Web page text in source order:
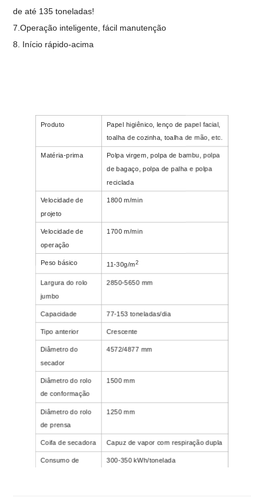
de até 135 toneladas!
7.Operação inteligente, fácil manutenção
8. Início rápido-acima
Produto
Papel higiênico, lenço de papel facial,
toalha de cozinha, toalha de mão, etc.
Matéria-prima
Polpa virgem, polpa de bambu, polpa
de bagaço, polpa de palha e polpa
reciclada
Velocidade de
projeto
1800 m/min
Velocidade de
operação
1700 m/min
Peso básico 11-30g/m2
Largura do rolo
jumbo
2850-5650 mm
Capacidade 77-153 toneladas/dia
Tipo anterior Crescente
Diâmetro do
secador
4572/4877 mm
Diâmetro do rolo
de conformação
1500 mm
Diâmetro do rolo
de prensa
1250 mm
Coifa de secadora Capuz de vapor com respiração dupla
Consumo de
300-350 kWh/tonelada